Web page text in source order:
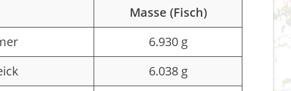
Masse (Fisch)
6.930 g
6.038 g